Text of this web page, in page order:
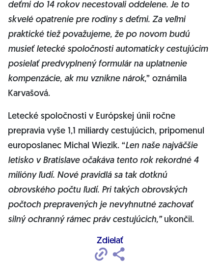
deťmi do 14 rokov necestovali oddelene. Je to
skvelé opatrenie pre rodiny s deťmi. Za veľmi
praktické tiež považujeme, že po novom budú
musieť letecké spoločnosti automaticky cestujúcim
posielať predvyplnený formulár na uplatnenie
kompenzácie, ak mu vznikne nárok,” oznámila
Karvašová.
Letecké spoločnosti v Európskej únii ročne
prepravia vyše 1,1 miliardy cestujúcich, pripomenul
europoslanec Michal Wiezik. “Len naše najväčšie
letisko v Bratislave očakáva tento rok rekordné 4
milióny ľudí. Nové pravidlá sa tak dotknú
obrovského počtu ľudí. Pri takých obrovských
počtoch prepravených je nevyhnutné zachovať
silný ochranný rámec práv cestujúcich,” ukončil.
Zdielať